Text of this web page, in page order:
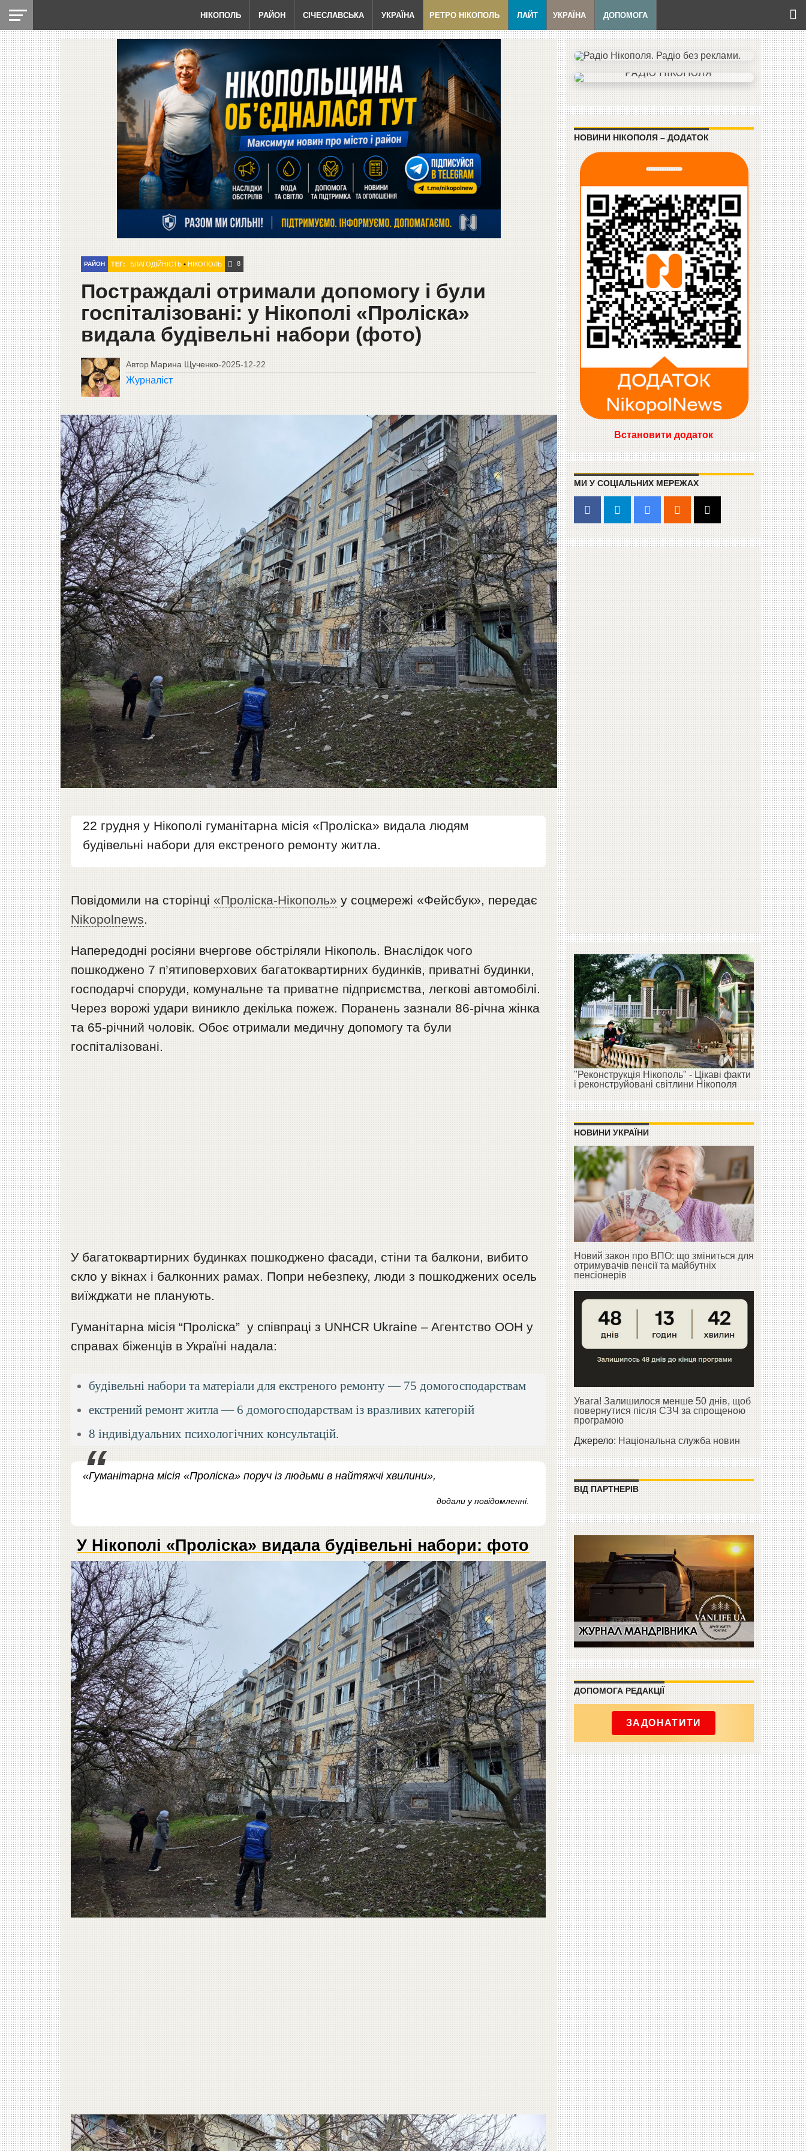
НІКОПОЛЬ РАЙОН СІЧЕСЛАВСЬКА УКРАЇНА РЕТРО НІКОПОЛЬ ЛАЙТ УКРАЇНА ДОПОМОГА
РАЙОН ТЕГ: БЛАГОДІЙНІСТЬ• НІКОПОЛЬ 8
Постраждалі отримали допомогу і були
госпіталізовані: у Нікополі «Проліска»
видала будівельні набори (фото)
Автор Марина Щученко-2025-12-22
Журналіст
22 грудня у Нікополі гуманітарна місія «Проліска» видала людям
будівельні набори для екстреного ремонту житла.
Повідомили на сторінці«Проліска-Нікополь» у соцмережі «Фейсбук», передає
Nikopolnews.
Напередодні росіяни вчергове обстріляли Нікополь. Внаслідок чого
пошкоджено 7 п’ятиповерхових багатоквартирних будинків, приватні будинки,
господарчі споруди, комунальне та приватне підприємства, легкові автомобілі.
Через ворожі удари виникло декілька пожеж. Поранень зазнали 86-річна жінка
та 65-річний чоловік. Обоє отримали медичну допомогу та були
госпіталізовані.
У багатоквартирних будинках пошкоджено фасади, стіни та балкони, вибито
скло у вікнах і балконних рамах. Попри небезпеку, люди з пошкоджених осель
виїжджати не планують.
Гуманітарна місія “Проліска” у співпраці з UNHCR Ukraine – Aгентство ООН у
справах біженців в Україні надала:
будівельні набори та матеріали для екстреного ремонту — 75 домогосподарствам
екстрений ремонт житла — 6 домогосподарствам із вразливих категорій
8 індивідуальних психологічних консультацій.
«Гуманітарна місія «Проліска» поруч із людьми в найтяжчі хвилини»,
додали у повідомленні.
У Нікополі «Проліска» видала будівельні набори: фото
НОВИНИ НІКОПОЛЯ – ДОДАТОК
Встановити додаток
МИ У СОЦІАЛЬНИХ МЕРЕЖАХ
"Реконструкція Нікополь" - Цікаві факти
і реконструйовані світлини Нікополя
НОВИНИ УКРАЇНИ
Новий закон про ВПО: що зміниться для
отримувачів пенсії та майбутніх
пенсіонерів
Увага! Залишилося менше 50 днів, щоб
повернутися після СЗЧ за спрощеною
програмою
Джерело:Національна служба новин
ВІД ПАРТНЕРІВ
ДОПОМОГА РЕДАКЦІЇ
ЗАДОНАТИТИ